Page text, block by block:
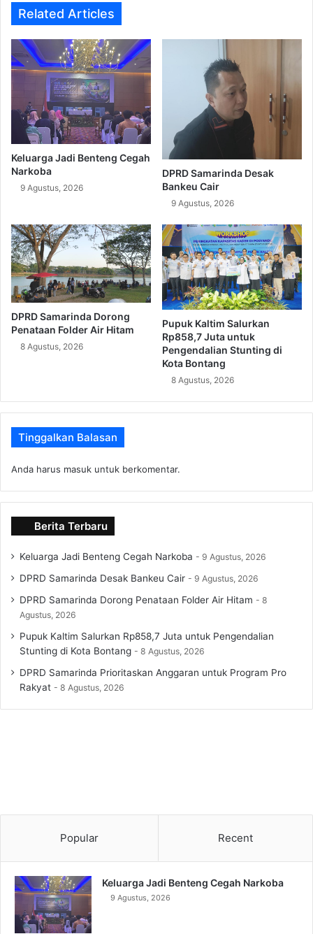
Related Articles
Keluarga Jadi Benteng Cegah
Narkoba
9 Agustus, 2026
DPRD Samarinda Desak
Bankeu Cair
9 Agustus, 2026
DPRD Samarinda Dorong
Penataan Folder Air Hitam
8 Agustus, 2026
Pupuk Kaltim Salurkan
Rp858,7 Juta untuk
Pengendalian Stunting di
Kota Bontang
8 Agustus, 2026
Tinggalkan Balasan
Anda harus masuk untuk berkomentar.
Berita Terbaru
Keluarga Jadi Benteng Cegah Narkoba 9 Agustus, 2026
DPRD Samarinda Desak Bankeu Cair 9 Agustus, 2026
DPRD Samarinda Dorong Penataan Folder Air Hitam
8
Agustus, 2026
Pupuk Kaltim Salurkan Rp858,7 Juta untuk Pengendalian
Stunting di Kota Bontang
8 Agustus, 2026
DPRD Samarinda Prioritaskan Anggaran untuk Program Pro
Rakyat
8 Agustus, 2026
Popular Recent
Keluarga Jadi Benteng Cegah Narkoba
9 Agustus, 2026